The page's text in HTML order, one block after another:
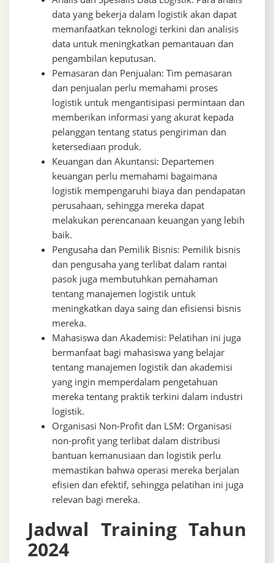
data yang bekerja dalam logistik akan dapat
memanfaatkan teknologi terkini dan analisis
data untuk meningkatkan pemantauan dan
pengambilan keputusan.
Pemasaran dan Penjualan: Tim pemasaran
dan penjualan perlu memahami proses
logistik untuk mengantisipasi permintaan dan
memberikan informasi yang akurat kepada
pelanggan tentang status pengiriman dan
ketersediaan produk.
Keuangan dan Akuntansi: Departemen
keuangan perlu memahami bagaimana
logistik mempengaruhi biaya dan pendapatan
perusahaan, sehingga mereka dapat
melakukan perencanaan keuangan yang lebih
baik.
Pengusaha dan Pemilik Bisnis: Pemilik bisnis
dan pengusaha yang terlibat dalam rantai
pasok juga membutuhkan pemahaman
tentang manajemen logistik untuk
meningkatkan daya saing dan efisiensi bisnis
mereka.
Mahasiswa dan Akademisi: Pelatihan ini juga
bermanfaat bagi mahasiswa yang belajar
tentang manajemen logistik dan akademisi
yang ingin memperdalam pengetahuan
mereka tentang praktik terkini dalam industri
logistik.
Organisasi Non-Profit dan LSM: Organisasi
non-profit yang terlibat dalam distribusi
bantuan kemanusiaan dan logistik perlu
memastikan bahwa operasi mereka berjalan
efisien dan efektif, sehingga pelatihan ini juga
relevan bagi mereka.
Jadwal Training Tahun
2024